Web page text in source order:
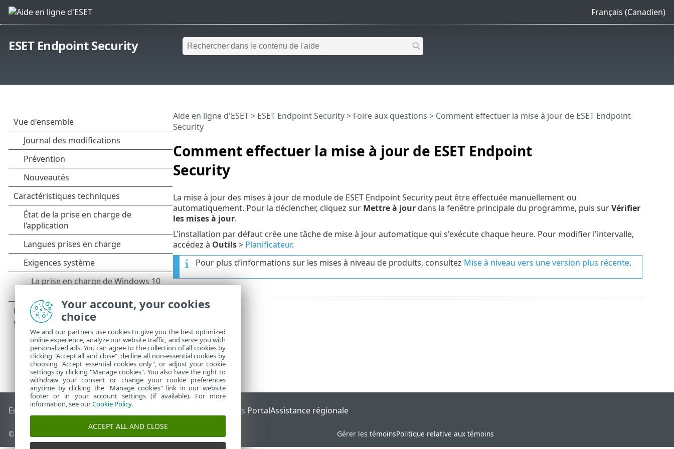
Français (Canadien)
ESET Endpoint Security
Comment effectuer la mise à jour de ESET Endpoint
Security
Aide en ligne d'ESET> ESET Endpoint Security> Foire aux questions > Comment effectuer la mise à jour de ESET Endpoint
Security
La mise à jour des mises à jour de module de ESET Endpoint Security peut être effectuée manuellement ou
automatiquement. Pour la déclencher, cliquez sur Mettre à jourdans la fenêtre principale du programme, puis surVérifier
les mises à jour.
L'installation par défaut crée une tâche de mise à jour automatique qui s'exécute chaque heure. Pour modifier l'intervalle,
accédez à Outils> Planificateur.
Pour plus d’informations sur les mises à niveau de produits, consultez Mise à niveau vers une version plus récente.
End of Life Base de connaissances ESET ESET Status PortalAssistance régionale
© 1992 - 2026 ESET, spol. s r.o. - Tous droits réservés. Gérer les témoinsPolitique relative aux témoins
Your account, your cookies
choice
We and our partners use cookies to give you the best optimized
online experience, analyze our website traffic, and serve you with
personalized ads. You can agree to the collection of all cookies by
clicking "Accept all and close", decline all non-essential cookies by
choosing "Accept essential cookies only", or adjust your cookie
settings by clicking "Manage cookies". You also have the right to
withdraw your consent or change your cookie preferences
anytime by clicking the "Manage cookies" link in our website
footer or in your account settings (if available). For more
information, see ourCookie Policy.
ACCEPT ALL AND CLOSE